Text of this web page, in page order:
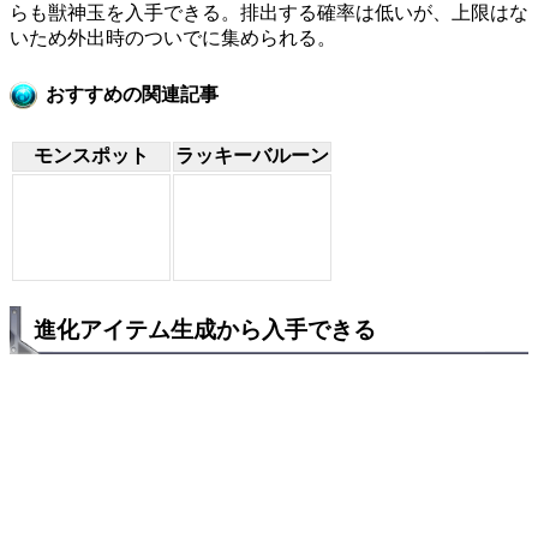
らも獣神玉を入手できる。排出する確率は低いが、上限はな
いため外出時のついでに集められる。
おすすめの関連記事
モンスポット ラッキーバルーン
進化アイテム生成から入手できる